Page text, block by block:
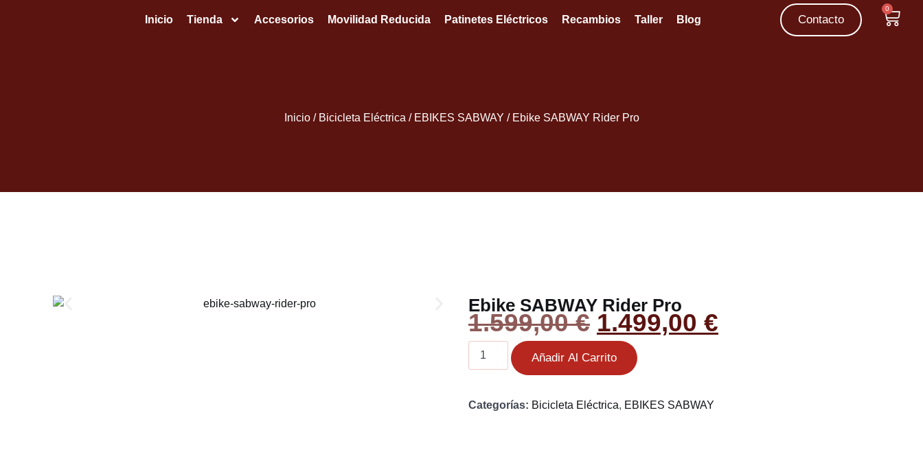
Inicio Tienda Accesorios Movilidad Reducida Patinetes Eléctricos Recambios Taller Blog Contacto
0
Inicio/ Bicicleta Eléctrica / EBIKES SABWAY / Ebike SABWAY Rider Pro
Ebike SABWAY Rider Pro
1.599,00€ 1.499,00 €
Añadir Al Carrito
Categorías: Bicicleta Eléctrica, EBIKES SABWAY